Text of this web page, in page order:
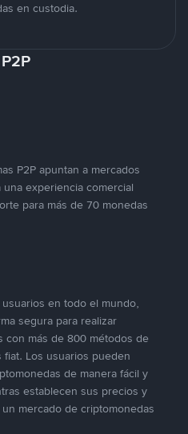
en custodia.
P2P apuntan a mercados
experiencia comercial
para más de 70 monedas
en todo el mundo,
segura para realizar
con más de 800 métodos de
Los usuarios pueden
de manera fácil y
establecen sus precios y
mercado de criptomonedas